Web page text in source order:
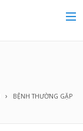
BỆNH THƯỜNG GẶP